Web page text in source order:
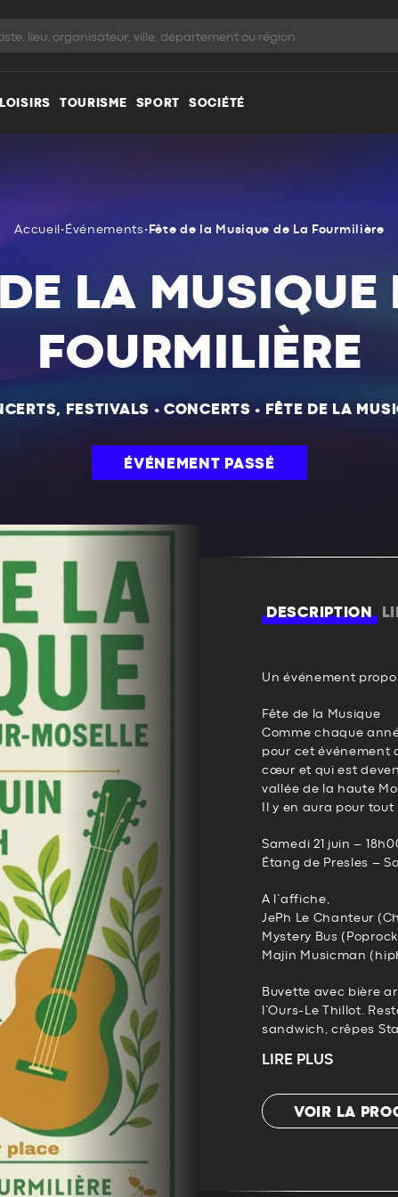
LOISIRS TOURISME SPORT SOCIÉTÉ
Accueil • Événements• Fête de la Musique de La Fourmilière
LA MUSIQUE
FOURMILIÈRE
FESTIVALS •CONCERTS • FÊTE DE LA
ÉVÉNEMENT PASSÉ
DESCRIPTION
Un événement
Fête de la Musique
Comme chaque
pour cet événement
cœur et qui est
vallée de la haute
Il y en aura pour
Samedi 21 juin –
Étang de Presles –
A l’affiche,
JePh Le Chanteur
Mystery Bus
Majin Musicman
Buvette avec bière
l’Ours-Le Thillot.
sandwich, crêpes
LIRE PLUS
VOIR LA